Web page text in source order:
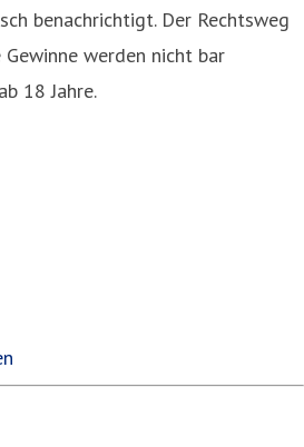
benachrichtigt. Der Rechtsweg
werden nicht bar
18 Jahre.